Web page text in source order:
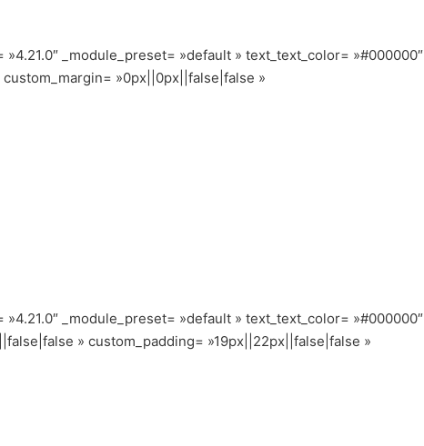
_module_preset= »default » text_text_color= »#000000″
»0px||0px||false|false »
_module_preset= »default » text_text_color= »#000000″
» custom_padding= »19px||22px||false|false »